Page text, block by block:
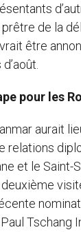
de la
être
pour les
aurait
relations
et le Saint-
Tschang